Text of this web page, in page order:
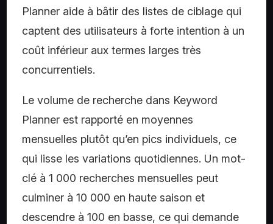
Planner aide à bâtir des listes de ciblage qui
captent des utilisateurs à forte intention à un
coût inférieur aux termes larges très
concurrentiels.
Le volume de recherche dans Keyword
Planner est rapporté en moyennes
mensuelles plutôt qu’en pics individuels, ce
qui lisse les variations quotidiennes. Un mot-
clé à 1 000 recherches mensuelles peut
culminer à 10 000 en haute saison et
descendre à 100 en basse, ce qui demande